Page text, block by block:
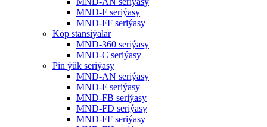
MND-F seriýasy
MND-FF seriýasy
Köp stansiýalar
MND-360 seriýasy
MND-C seriýasy
Pin ýük seriýasy
MND-AN seriýasy
MND-F seriýasy
MND-FB seriýasy
MND-FD seriýasy
MND-FF seriýasy